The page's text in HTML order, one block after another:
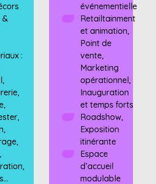
&
:
événementielle
Retailtainment
et animation,
Point de
vente,
Marketing
opérationnel,
Inauguration
et temps forts
Roadshow,
Exposition
itinérante
Espace
d’accueil
modulable